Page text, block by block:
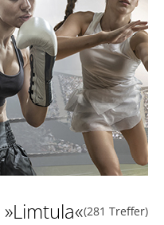
(281 Treffer)
»Limtula«